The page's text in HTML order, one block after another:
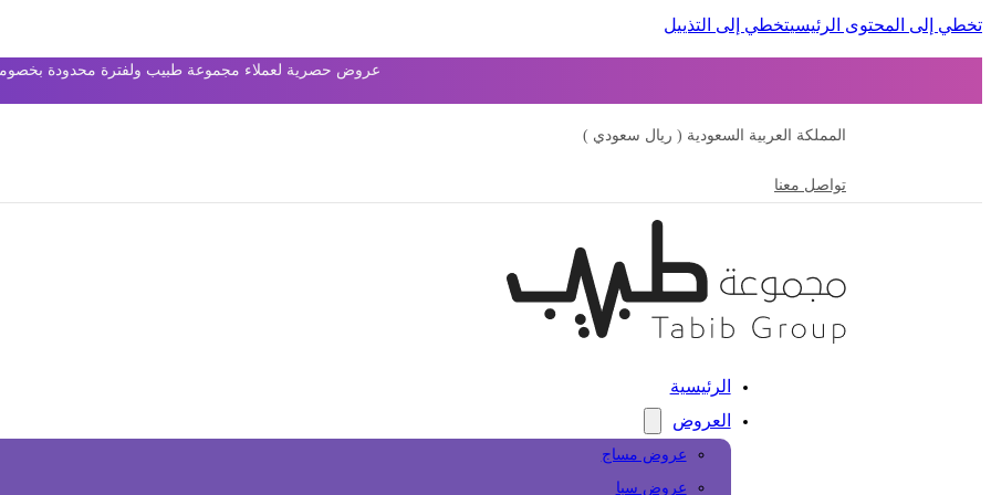
تخطي إلى المحتوى الرئيسيتخطي إلى التذييل
عروض حصرية لعملاء مجموعة طبيب ولفترة محدودة بخصومات
المملكة العربية السعودية ( ريال سعودي )
تواصل معنا
الرئيسية
العروض
عروض مساج
عروض سبا